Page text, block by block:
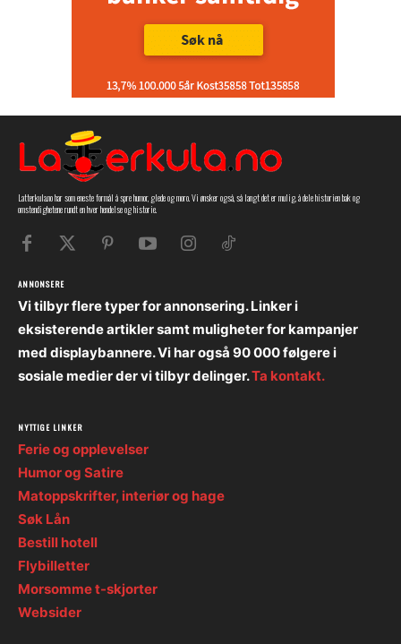
Latterkula.no har som eneste formål å spre humor, glede og moro. Vi ønsker også, så langt det er mulig, å dele historien bak og
omstendighetene rundt en hver hendelse og historie.
ANNONSERE
Vi tilbyr flere typer for annonsering. Linker i
eksisterende artikler samt muligheter for kampanjer
med displaybannere. Vi har også 90 000 følgere i
sosiale medier der vi tilbyr delinger.Ta kontakt.
NYTTIGE LINKER
Ferie og opplevelser
Humor og Satire
Matoppskrifter, interiør og hage
Søk Lån
Bestill hotell
Flybilletter
Morsomme t-skjorter
Websider